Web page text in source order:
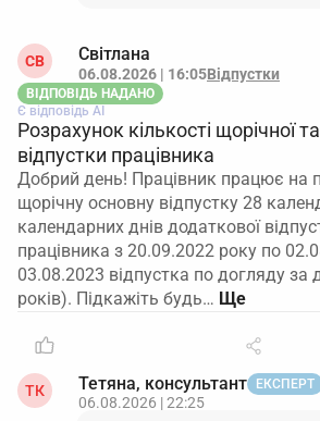
СВ Світлана
06.08.2026 | 16:05Відпустки
ВІДПОВІДЬ НАДАНО
Є відповідь АІ
Розрахунок кількості щорічної
відпустки працівника
Добрий день! Працівник працює на
щорічну основну відпустку 28
календарних днів додаткової
працівника з 20.09.2022 року по
03.08.2023 відпустка по догляду за
років). Підкажіть будь…
ТК Тетяна, консультант ЕКСПЕРТ
06.08.2026 | 22:25